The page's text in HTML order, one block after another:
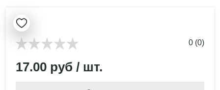
0 (0)
17.00 руб / шт.